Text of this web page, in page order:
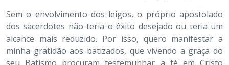
Sem o envolvimento dos leigos, o próprio apostolado
dos sacerdotes não teria o êxito desejado ou teria um
alcance mais reduzido. Por isso, quero manifestar a
minha gratidão aos batizados, que vivendo a graça do
seu Batismo procuram testemunhar a fé em Cristo